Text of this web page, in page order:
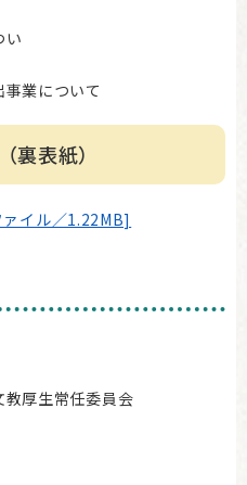
い
業について
裏表紙）
イル／1.22MB]
厚生常任委員会